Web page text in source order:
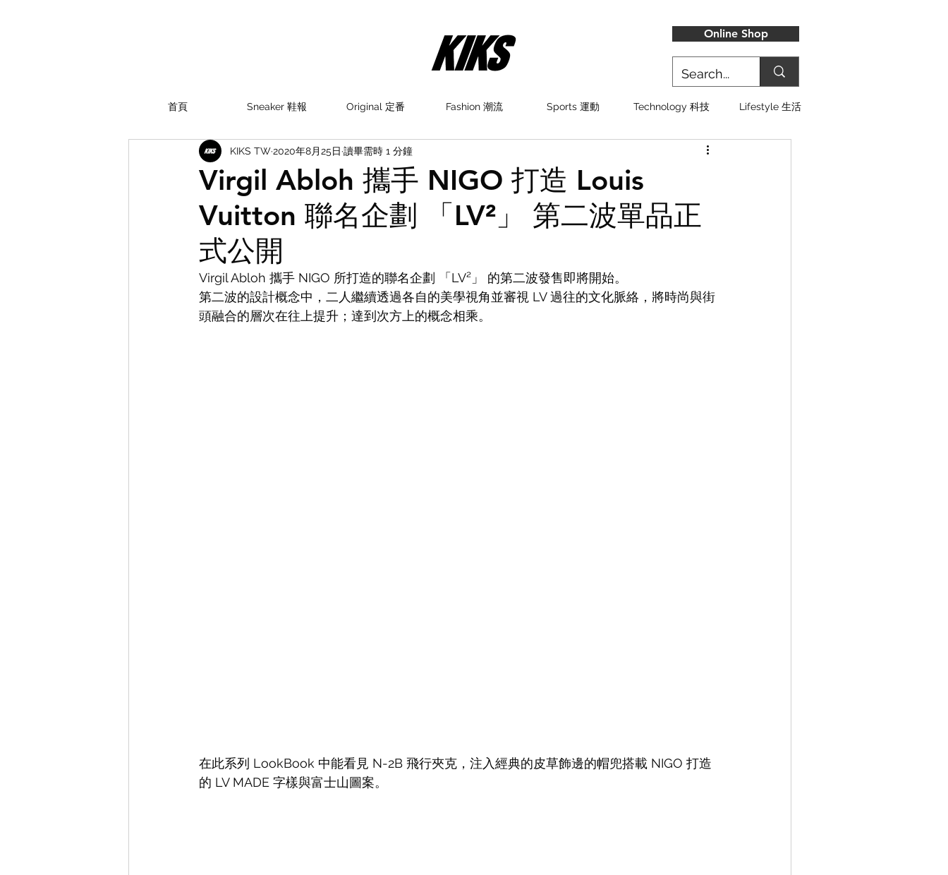
Online Shop
首頁 Sneaker 鞋報 Original 定番 Fashion 潮流 Sports 運動 Technology 科技 Lifestyle 生活
Virgil Abloh 攜手 NIGO 打造 Louis
Vuitton 聯名企劃 「LV²」 第二波單品正
式公開
KIKS TW2020年8月25日 讀畢需時 1 分鐘
Virgil Abloh 攜手 NIGO 所打造的聯名企劃 「LV²」 的第二波發售即將開始。
第二波的設計概念中，二人繼續透過各自的美學視角並審視 LV 過往的文化脈絡，將時尚與街
頭融合的層次在往上提升；達到次方上的概念相乘。
在此系列 LookBook 中能看見 N-2B 飛行夾克，注入經典的皮草飾邊的帽兜搭載 NIGO 打造
的 LV MADE 字樣與富士山圖案。